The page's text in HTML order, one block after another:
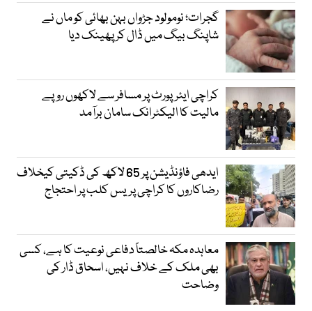
گجرات؛ نومولود جڑواں بہن بھائی کو ماں نے
شاپنگ بیگ میں ڈال کر پھینک دیا
کراچی ایئرپورٹ پر مسافر سے لاکھوں روپے
مالیت کا الیکٹرانک سامان برآمد
ایدھی فاؤنڈیشن پر 65 لاکھ کی ڈکیتی کیخلاف
رضاکاروں کا کراچی پریس کلب پر احتجاج
معاہدہ مکہ خالصتاً دفاعی نوعیت کا ہے، کسی
بھی ملک کے خلاف نہیں، اسحاق ڈار کی
وضاحت